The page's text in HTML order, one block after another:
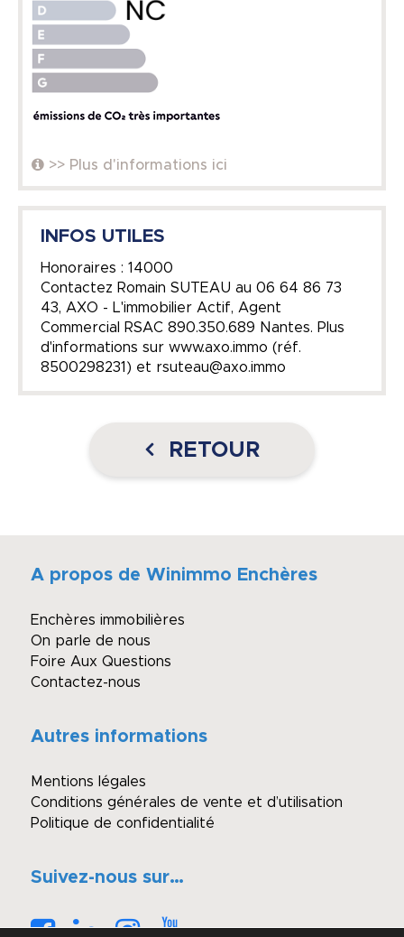
>> Plus d'informations ici
INFOS UTILES
Honoraires : 14000
Contactez Romain SUTEAU au 06 64 86 73
43, AXO - L'immobilier Actif, Agent
Commercial RSAC 890.350.689 Nantes. Plus
d'informations sur www.axo.immo (réf.
8500298231) et rsuteau@axo.immo
RETOUR
A propos de Winimmo Enchères
Enchères immobilières
On parle de nous
Foire Aux Questions
Contactez-nous
Autres informations
Mentions légales
Conditions générales de vente et d’utilisation
Politique de confidentialité
Suivez-nous sur…